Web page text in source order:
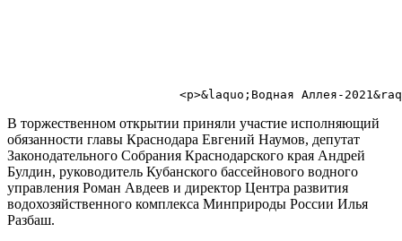
В торжественном открытии приняли участие исполняющий
обязанности главы Краснодара Евгений Наумов, депутат
Законодательного Собрания Краснодарского края Андрей
Булдин, руководитель Кубанского бассейнового водного
управления Роман Авдеев и директор Центра развития
водохозяйственного комплекса Минприроды России Илья
Разбаш.